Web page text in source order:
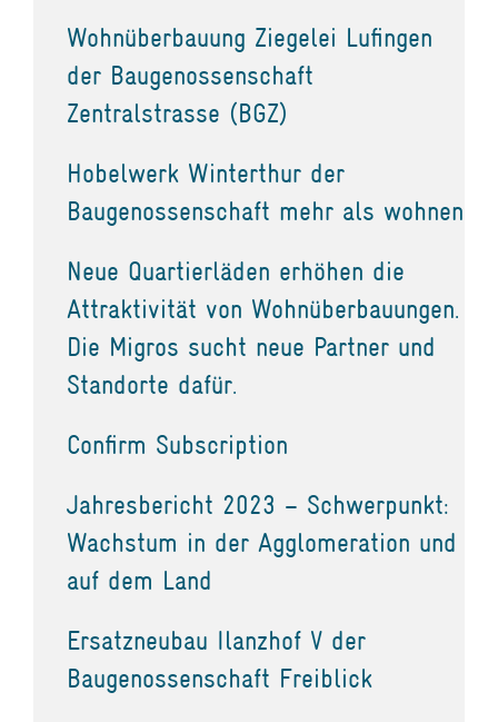
Wohnüberbauung Ziegelei Lufingen
der Baugenossenschaft
Zentralstrasse (BGZ)
Hobelwerk Winterthur der
Baugenossenschaft mehr als wohnen
Neue Quartierläden erhöhen die
Attraktivität von Wohnüberbauungen.
Die Migros sucht neue Partner und
Standorte dafür.
Confirm Subscription
Jahresbericht 2023 – Schwerpunkt:
Wachstum in der Agglomeration und
auf dem Land
Ersatzneubau Ilanzhof V der
Baugenossenschaft Freiblick